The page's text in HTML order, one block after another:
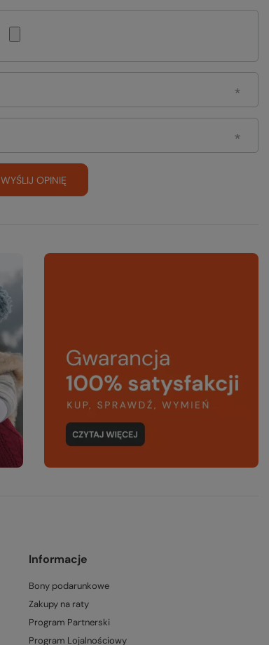
WYŚLIJ OPINIĘ
Informacje
Bony podarunkowe
Zakupy na raty
Program Partnerski
Program Lojalnościowy